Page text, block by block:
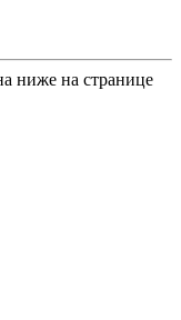
ниже на странице